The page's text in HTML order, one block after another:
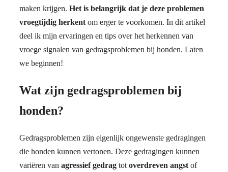
maken krijgen. Het is belangrijk dat je deze problemen
vroegtijdig herkent om erger te voorkomen. In dit artikel
deel ik mijn ervaringen en tips over het herkennen van
vroege signalen van gedragsproblemen bij honden. Laten
we beginnen!
Wat zijn gedragsproblemen bij
honden?
Gedragsproblemen zijn eigenlijk ongewenste gedragingen
die honden kunnen vertonen. Deze gedragingen kunnen
variëren van agressief gedrag tot overdreven angst of